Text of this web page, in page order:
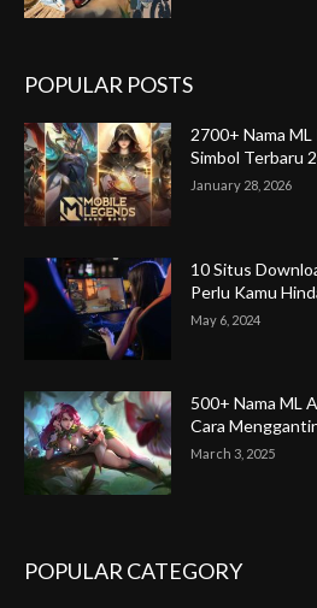
POPULAR POSTS
2700+ Nama
Simbol Terbaru
January 28, 2026
10 Situs
Perlu Kamu
May 6, 2024
500+ Nama ML
Cara
March 3, 2025
POPULAR CATEGORY